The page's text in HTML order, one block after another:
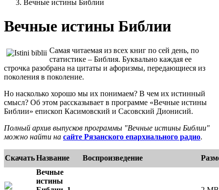
Вечные истины Библии
Вечные истины Библии
Самая читаемая из всех книг по сей день, по
статистике – Библия. Буквально каждая ее
строчка разобрана на цитаты и афоризмы, передающиеся из
поколения в поколение.
Но насколько хорошо мы их понимаем? В чем их истинный
смысл? Об этом рассказывает в программе «Вечные истины
Библии» епископ Касимовский и Сасовский Дионисий.
Полный архив выпусков программы "Вечные истины Библии"
можно найти на сайте Рязанского епархиального радио.
СкачатьНазвание Воспроизведение
Вечные
истины